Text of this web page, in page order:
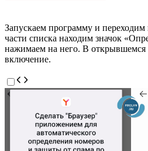
Запускаем программу и
части списка находим значок
нажимаем на него. В открывшемся
включение.